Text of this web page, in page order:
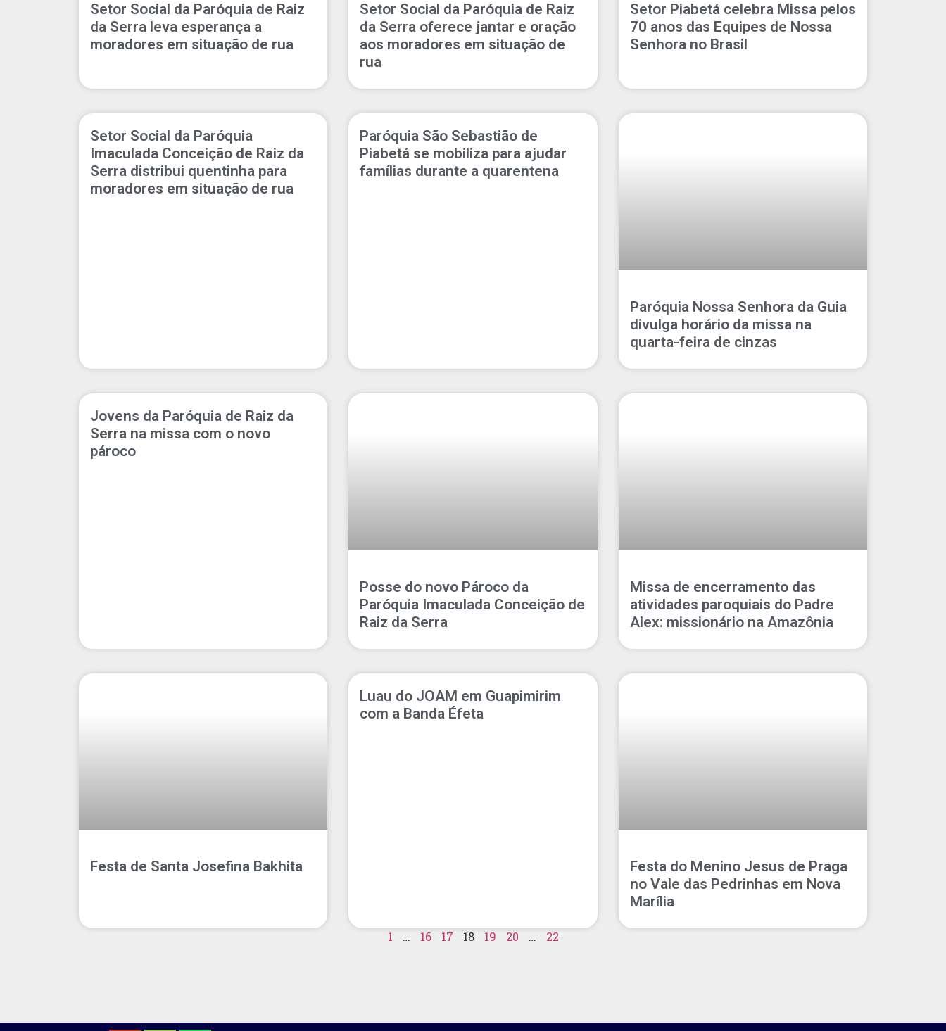
Setor Social da Paróquia de Raiz
da Serra leva esperança a
moradores em situação de rua
Setor Social da Paróquia de Raiz
da Serra oferece jantar e oração
aos moradores em situação de
rua
Setor Piabetá celebra Missa pelos
70 anos das Equipes de Nossa
Senhora no Brasil
Setor Social da Paróquia
Imaculada Conceição de Raiz da
Serra distribui quentinha para
moradores em situação de rua
Paróquia São Sebastião de
Piabetá se mobiliza para ajudar
famílias durante a quarentena
Paróquia Nossa Senhora da Guia
divulga horário da missa na
quarta-feira de cinzas
Jovens da Paróquia de Raiz da
Serra na missa com o novo
pároco
Posse do novo Pároco da
Paróquia Imaculada Conceição de
Raiz da Serra
Missa de encerramento das
atividades paroquiais do Padre
Alex: missionário na Amazônia
Festa de Santa Josefina Bakhita
Luau do JOAM em Guapimirim
com a Banda Éfeta
Festa do Menino Jesus de Praga
no Vale das Pedrinhas em Nova
Marília
1 … 16 17 18 19 20 … 22